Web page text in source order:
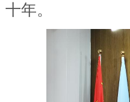
十年。